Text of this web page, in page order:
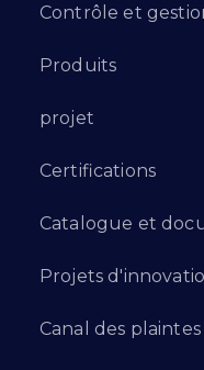
Contrôle et
Produits
projet
Certifications
Catalogue et
Projets
Canal des plaintes